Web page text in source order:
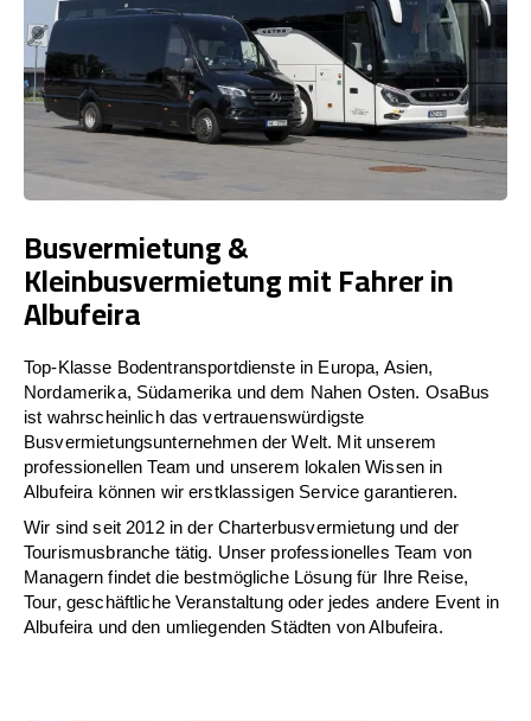
Busvermietung &
Kleinbusvermietung mit Fahrer in
Albufeira
Top-Klasse Bodentransportdienste in Europa, Asien,
Nordamerika, Südamerika und dem Nahen Osten. OsaBus
ist wahrscheinlich das vertrauenswürdigste
Busvermietungsunternehmen der Welt. Mit unserem
professionellen Team und unserem lokalen Wissen in
Albufeira können wir erstklassigen Service garantieren.
Wir sind seit 2012 in der Charterbusvermietung und der
Tourismusbranche tätig. Unser professionelles Team von
Managern findet die bestmögliche Lösung für Ihre Reise,
Tour, geschäftliche Veranstaltung oder jedes andere Event in
Albufeira und den umliegenden Städten von Albufeira.